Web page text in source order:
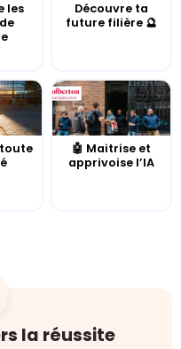
les
Découvre ta
future filière 🔮
toute
🤖 Maitrise et
apprivoise l’IA
la réussite